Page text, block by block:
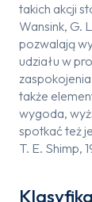
takich akcji
Wansink, G.
pozwalają
udziału w
także
wygoda,
spotkać też
T. E. Shimp,